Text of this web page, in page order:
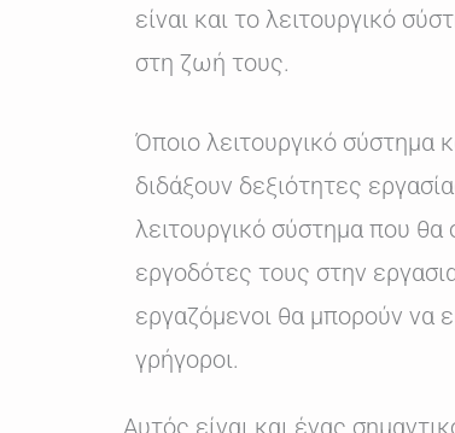
είναι και το λειτουργικό
στη ζωή τους.
Όποιο λειτουργικό σύστημα
διδάξουν δεξιότητες
λειτουργικό σύστημα που θα
εργοδότες τους στην
εργαζόμενοι θα μπορούν να
γρήγοροι.